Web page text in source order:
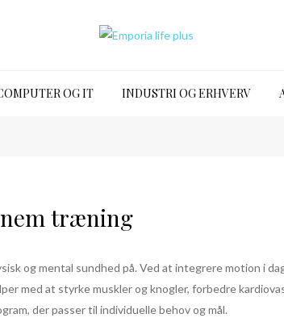
OG IT INDUSTRI OG ERHVERV
træning
og mental sundhed på. Ved at integrere motion i
med at styrke muskler og knogler, forbedre
der passer til individuelle behov og mål.